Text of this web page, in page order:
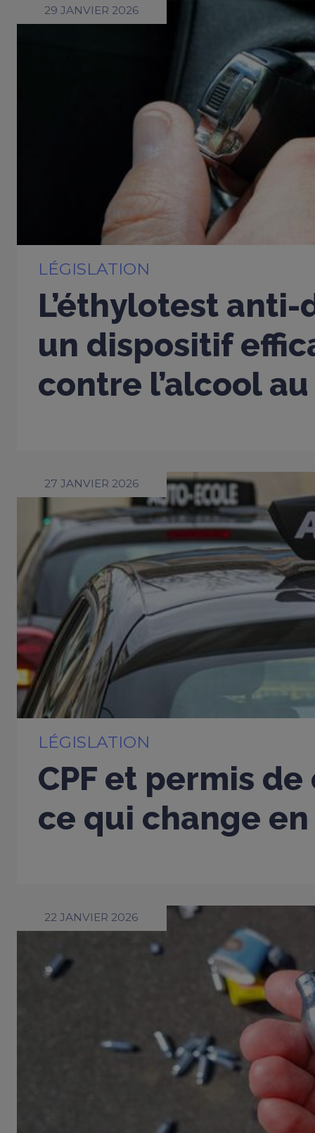
29 JANVIER 2026
LÉGISLATION
L’éthylotest
un dispositif
contre l’alcool
27 JANVIER 2026
LÉGISLATION
CPF et permis
ce qui change
22 JANVIER 2026